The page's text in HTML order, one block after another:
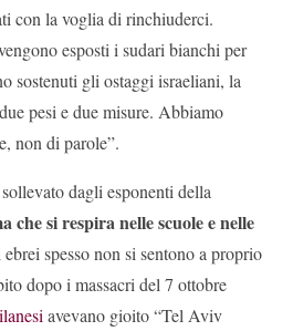
con la voglia di rinchiuderci.
esposti i sudari bianchi per
sostenuti gli ostaggi israeliani, la
pesi e due misure. Abbiamo
non di parole”.
dagli esponenti della
che si respira nelle scuole e nelle
spesso non si sentono a proprio
dopo i massacri del 7 ottobre
avevano gioito “Tel Aviv